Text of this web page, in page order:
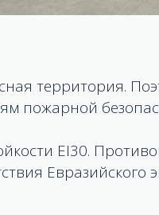
территория.
пожарной
EI30.
Евразийского